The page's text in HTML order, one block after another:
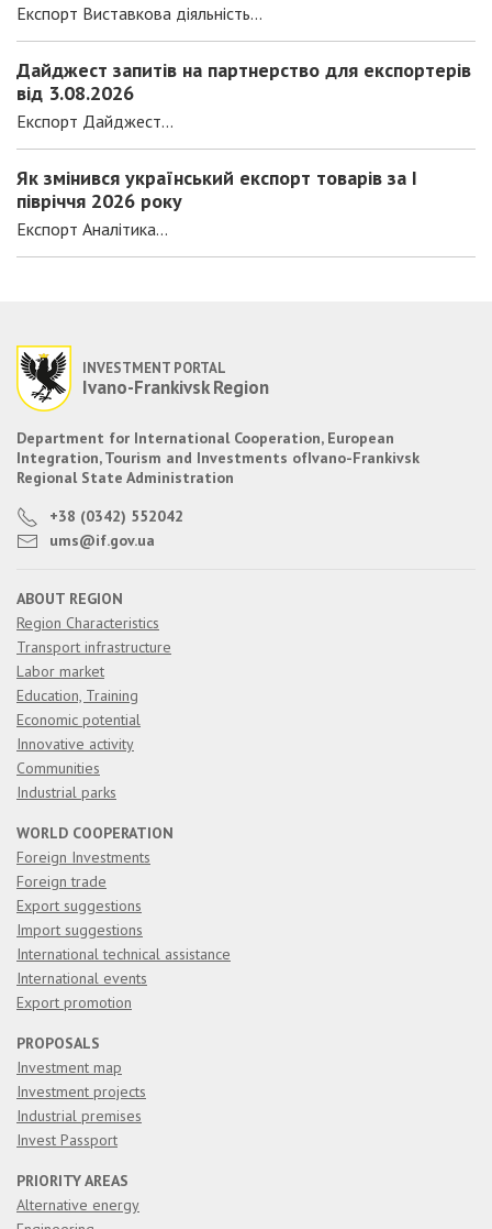
Експорт Виставкова діяльність...
Дайджест запитів на партнерство для експортерів
від 3.08.2026
Експорт Дайджест...
Як змінився український експорт товарів за І
півріччя 2026 року
Експорт Аналітика...
INVESTMENT PORTAL
Ivano-Frankivsk Region
Department for International Cooperation, European
Integration, Tourism and Investments ofIvano-Frankivsk
Regional State Administration
+38 (0342) 552042
ums@if.gov.ua
ABOUT REGION
Region Characteristics
Transport infrastructure
Labor market
Education, Training
Economic potential
Innovative activity
Communities
Industrial parks
WORLD COOPERATION
Foreign Investments
Foreign trade
Export suggestions
Import suggestions
International technical assistance
International events
Export promotion
PROPOSALS
Investment map
Investment projects
Industrial premises
Invest Passport
PRIORITY AREAS
Alternative energy